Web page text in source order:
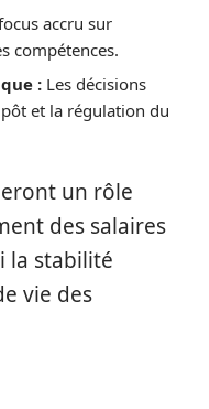
accru sur
compétences.
: Les décisions
et la régulation du
un rôle
des salaires
la stabilité
vie des